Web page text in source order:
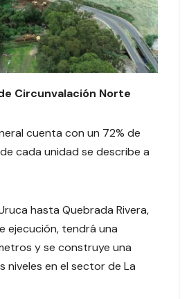
Circunvalación Norte
cuenta con un 72% de
cada unidad se describe a
hasta Quebrada Rivera,
ejecución, tendrá una
y se construye una
niveles en el sector de La